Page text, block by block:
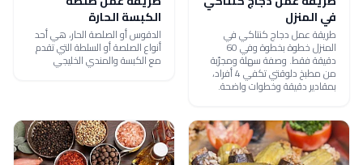
في المنزل
طريقة عمل دجاج كنتاكي في
المنزل خطوة بخطوة وفي 60
دقيقة فقط. وصفة سهلة ومجرّبة
من مطبخ دلوقتي تكفي 4 أفراد،
بمقادير دقيقة وخطوات واضحة.
الكبسة الحارة
الدقوس أو الصلصة الحار، هي أحد
أنواع الصلصة أو السلطة التي تقدم
مع الكبسة والمندي الخليجي